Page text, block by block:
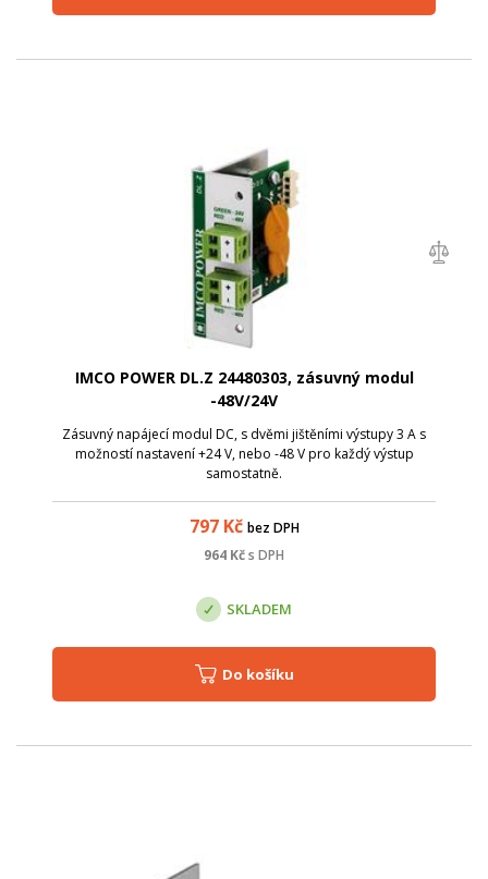
IMCO POWER DL.Z 24480303, zásuvný modul
-48V/24V
Zásuvný napájecí modul DC, s dvěmi jištěními výstupy 3 A s
možností nastavení +24 V, nebo -48 V pro každý výstup
samostatně.
797Kč bez DPH
964 Kčs DPH
SKLADEM
Do košíku